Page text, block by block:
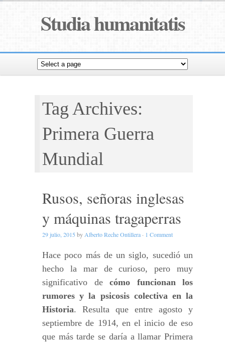
Studia humanitatis
Tag Archives:
Primera Guerra
Mundial
Rusos, señoras inglesas
y máquinas tragaperras
29 julio, 2015 by Alberto Reche Ontillera · 1 Comment
Hace poco más de un siglo, sucedió un
hecho la mar de curioso, pero muy
significativo de cómo funcionan los
rumores y la psicosis colectiva en la
Historia. Resulta que entre agosto y
septiembre de 1914, en el inicio de eso
que más tarde se daría a llamar Primera